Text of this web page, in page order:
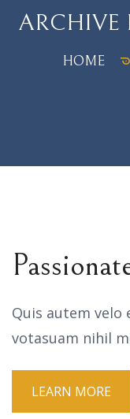
ARCHIVE
HOME
Quis autem
votasuam nihil
LEARN MORE